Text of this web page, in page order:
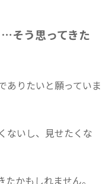
…そう思ってきた
ありたいと願っていま
ないし、見せたくな
たかもしれません。